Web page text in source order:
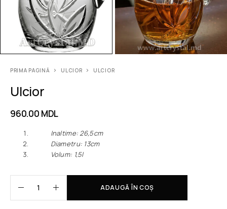
PRIMA PAGINĂ ULCIOR ULCIOR
Ulcior
960.00 MDL
Inaltime: 26,5сm
Diametru: 13сm
Volum: 1,5l
ADAUGĂ ÎN COȘ